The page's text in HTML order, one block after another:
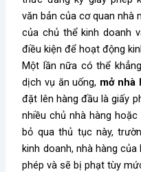
văn bản của cơ quan nhà
của chủ thể kinh doanh
điều kiện để hoạt động
Một lần nữa có thể
dịch vụ ăn uống, mở nhà
đặt lên hàng đầu là giấy
nhiều chủ nhà hàng
bỏ qua thủ tục này,
kinh doanh, nhà hàng
phép và sẽ bị phạt tùy